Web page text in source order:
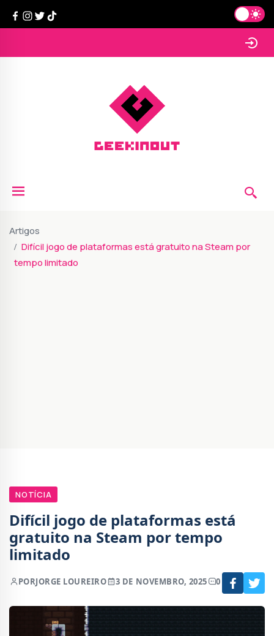
Artigos
Difícil jogo de plataformas está gratuito na Steam por
tempo limitado
NOTÍCIA
Difícil jogo de plataformas está
gratuito na Steam por tempo
limitado
PORJORGE LOUREIRO 3 DE NOVEMBRO, 2025 0